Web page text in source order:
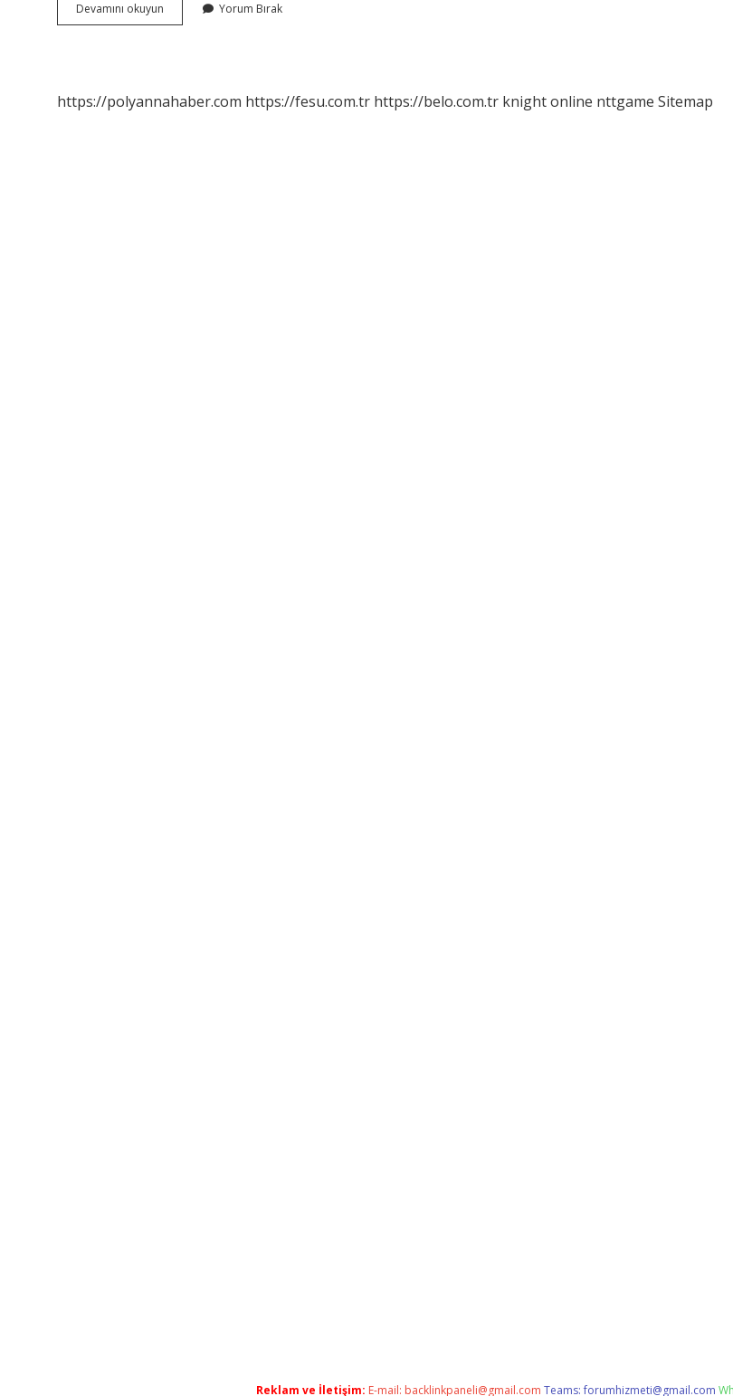
Devamını okuyun
Kaderi
Yorum Bırak
https://polyannahaber.com https://fesu.com.tr https://belo.com.tr knight online nttgame Sitemap
Reklam ve İletişim: E-mail: backlinkpaneli@gmail.com Teams:forumhizmeti@gmail.com